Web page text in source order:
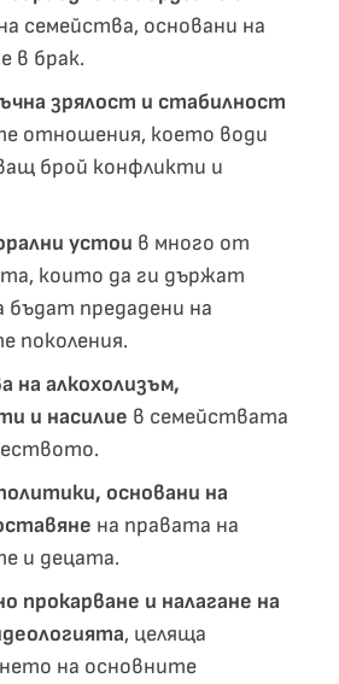
семейства, основани на
в брак.
зрялост и стабилност
отношения, което води
брой конфликти и
устои в много от
които да ги държат
бъдат предадени на
поколения.
на алкохолизъм,
и насилие в семействата
основани на
на правата на
и децата.
прокарване и налагане на
, целяща
на основните